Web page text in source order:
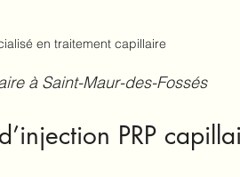
en traitement capillaire
à Saint-Maur-des-Fossés
PRP